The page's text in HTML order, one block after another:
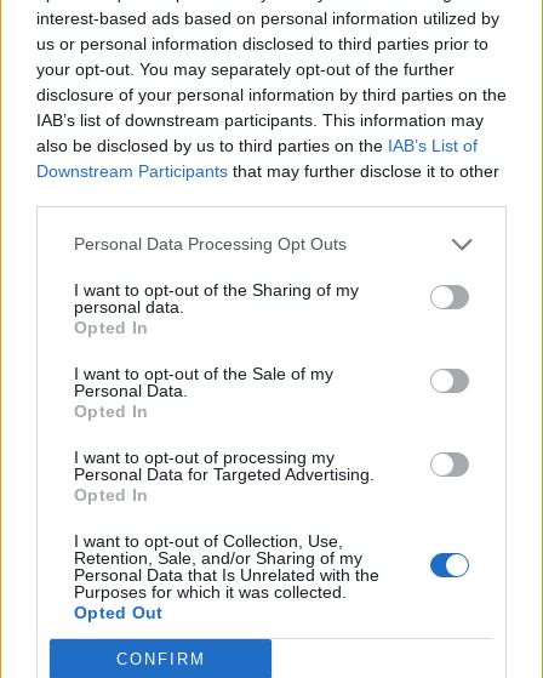
interest-based ads based on personal information utilized by
us or personal information disclosed to third parties prior to
your opt-out. You may separately opt-out of the further
disclosure of your personal information by third parties on the
IAB’s list of downstream participants. This information may
also be disclosed by us to third parties on the IAB’s List of
Downstream Participants that may further disclose it to other
Personal Data Processing Opt Outs
I want to opt-out of the Sharing of my
personal data.
Opted In
I want to opt-out of the Sale of my
Personal Data.
Opted In
I want to opt-out of processing my
Personal Data for Targeted Advertising.
Opted In
I want to opt-out of Collection, Use,
Retention, Sale, and/or Sharing of my
Personal Data that Is Unrelated with the
Purposes for which it was collected.
Opted Out
CONFIRM
Április 30.
Jazz világnap
Április 30.
A méhek napja
Vissza a naptár főoldalra
FRISS HÍREK Több friss hír
Ennyi volt, hirtelen zárja be boltjait az olcsó
diszkont: egyszerre vonul ki Magyarországról és
Hétfő reggeli túlélőcsomag: időjárás, hírek,
Fontos levelet kap a NAV-tól rengeteg magyar
érkezik, ez áll benne
Hamarosan kezdődik a parlament kétnapos
rendkívüli ülése: a köztársasági elnököt is
megválasztják a héten, de még vannak nyitott